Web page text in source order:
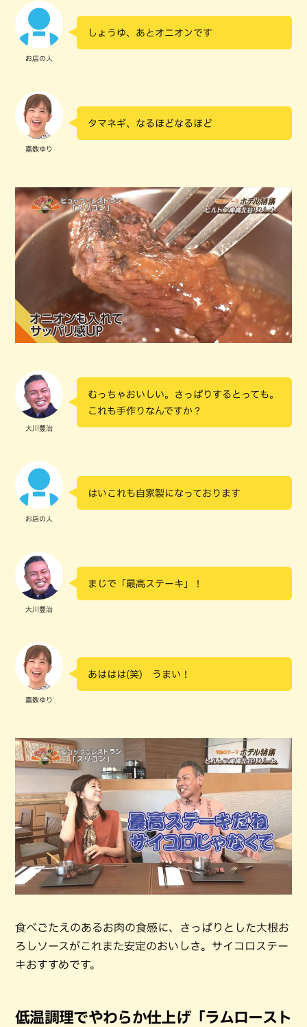
お店の人
しょうゆ、あとオニオンです
嘉数ゆり
タマネギ、なるほどなるほど
大川豊治
むっちゃおいしい。さっぱりするとっても。
これも手作りなんですか？
お店の人
はいこれも自家製になっております
大川豊治
まじで「最高ステーキ」！
嘉数ゆり
あははは(笑) うまい！
食べごたえのあるお肉の食感に、さっぱりとした大根お
ろしソースがこれまた安定のおいしさ。サイコロステー
キおすすめです。
低温調理でやわらか仕上げ「ラムロースト